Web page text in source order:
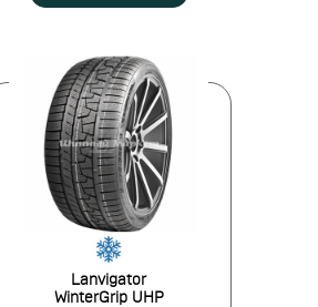
Lanvigator
WinterGrip UHP